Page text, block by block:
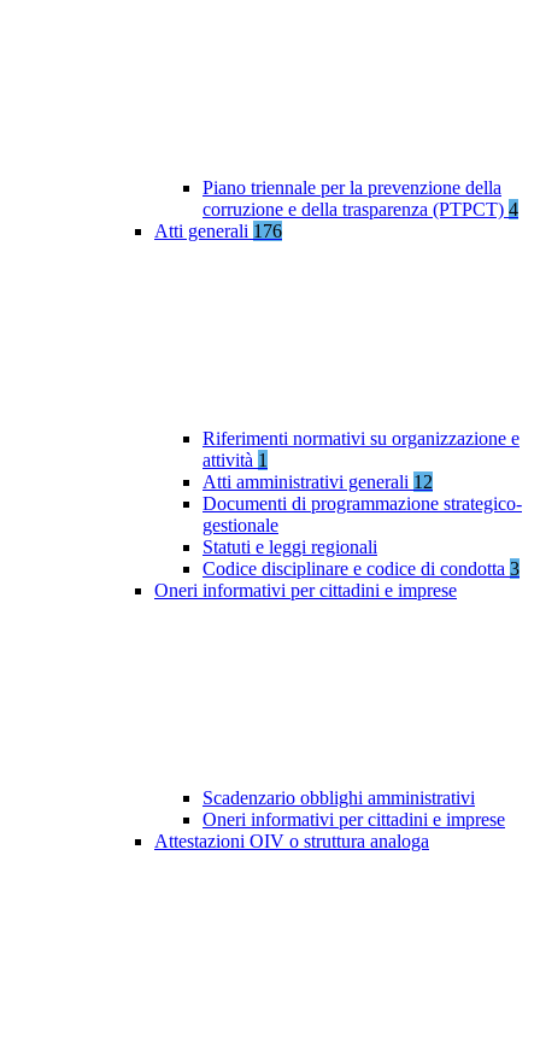
Piano triennale per la prevenzione della
corruzione e della trasparenza (PTPCT) 4
Atti generali 176
Riferimenti normativi su organizzazione e
attività 1
Atti amministrativi generali 12
Documenti di programmazione strategico-
gestionale
Statuti e leggi regionali
Codice disciplinare e codice di condotta 3
Oneri informativi per cittadini e imprese
Scadenzario obblighi amministrativi
Oneri informativi per cittadini e imprese
Attestazioni OIV o struttura analoga